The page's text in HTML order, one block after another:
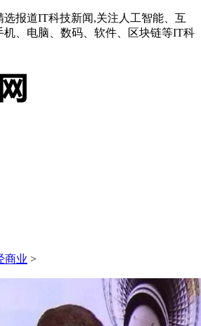
选报道IT科技新闻,关注人工智能、互
、电脑、数码、软件、区块链等IT科
商业 >